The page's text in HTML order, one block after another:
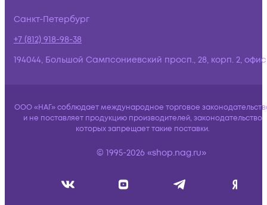
Санкт-Петербург
+7 (812) 918-98-38
194044, Большой Сампсониевский просп., 28, корп. 2,
ООО «НАГ» соблюдает международное торговое
и не поставляет продукцию производителей, законодательство
которых запрещает такие поставки.
© 1995-2026 «shop.nag.ru»